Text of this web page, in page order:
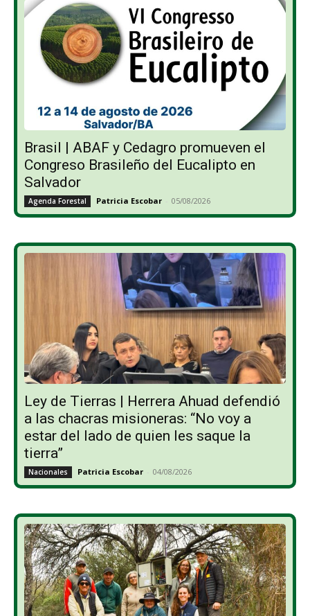
Brasil | ABAF y Cedagro promueven el
Congreso Brasileño del Eucalipto en
Salvador
Agenda Forestal Patricia Escobar - 05/08/2026
Ley de Tierras | Herrera Ahuad defendió
a las chacras misioneras: “No voy a
estar del lado de quien les saque la
tierra”
Nacionales Patricia Escobar - 04/08/2026